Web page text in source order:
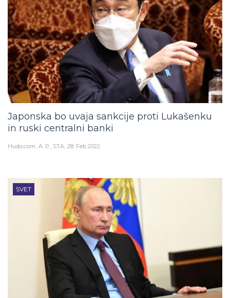
Japonska bo uvaja sankcije proti Lukašenku
in ruski centralni banki
Hudo.com A. P., STA 28. Feb 2022
SVET